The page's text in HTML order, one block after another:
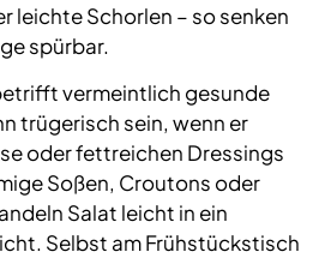
leichte Schorlen – so senken
spürbar.
vermeintlich gesunde
trügerisch sein, wenn er
oder fettreichen Dressings
Soßen, Croutons oder
Salat leicht in ein
Selbst am Frühstückstisch